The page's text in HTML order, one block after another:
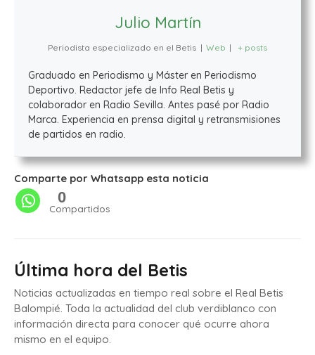
Julio Martín
Periodista especializado en el Betis | Web | + posts
Graduado en Periodismo y Máster en Periodismo
Deportivo. Redactor jefe de Info Real Betis y
colaborador en Radio Sevilla. Antes pasé por Radio
Marca. Experiencia en prensa digital y retransmisiones
de partidos en radio.
Comparte por Whatsapp esta noticia
0
Compartidos
Última hora del Betis
Noticias actualizadas en tiempo real sobre el Real Betis
Balompié. Toda la actualidad del club verdiblanco con
información directa para conocer qué ocurre ahora
mismo en el equipo.